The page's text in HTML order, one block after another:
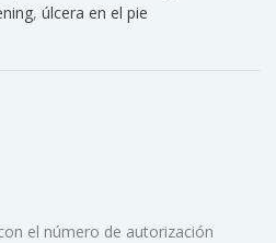
, úlcera en el pie
el número de autorización